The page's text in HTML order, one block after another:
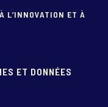
L’INNOVATION ET À
ET DONNÉES